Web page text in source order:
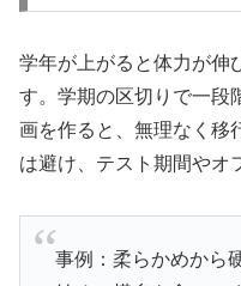
学年が上がると体力が伸
す。学期の区切りで一段
画を作ると、無理なく移
は避け、テスト期間やオ
事例：柔らかめから